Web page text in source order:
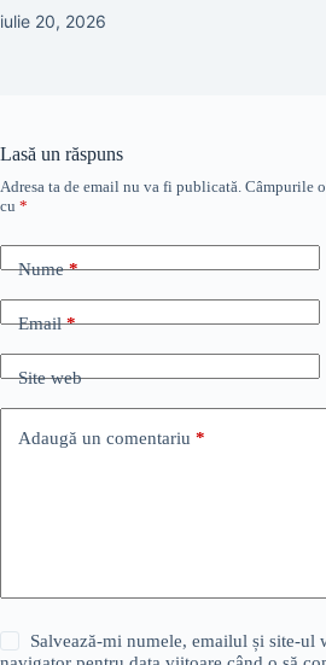
iulie 20, 2026
Lasă un răspuns
Adresa ta de email nu va fi publicată. Câmpurile
cu *
Nume*
Email*
Site web
Adaugă un comentariu *
Salvează-mi numele, emailul și site-ul